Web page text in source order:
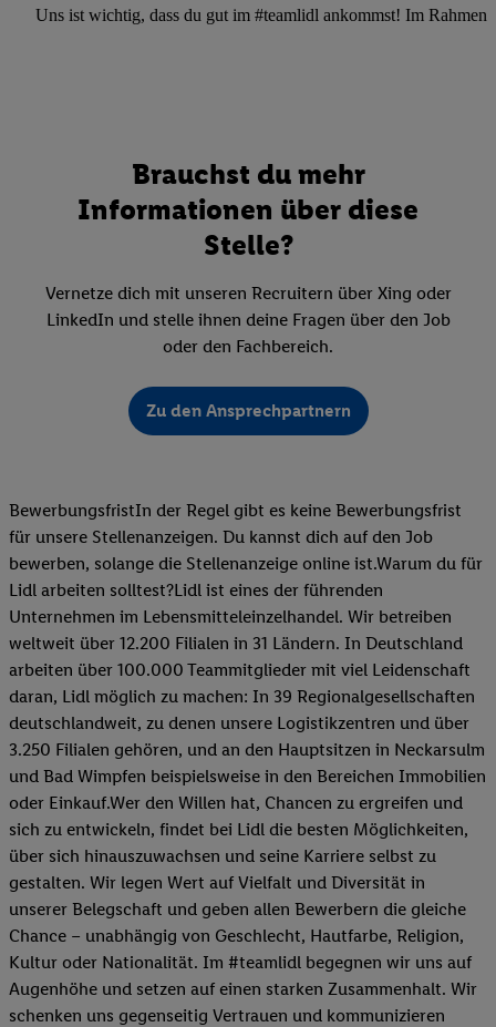
Uns ist wichtig, dass du gut im #teamlidl ankommst! Im Rahmen
Brauchst du mehr
Informationen über diese
Stelle?
Vernetze dich mit unseren Recruitern über Xing oder
LinkedIn und stelle ihnen deine Fragen über den Job
oder den Fachbereich.
Zu den Ansprechpartnern
BewerbungsfristIn der Regel gibt es keine Bewerbungsfrist
für unsere Stellenanzeigen. Du kannst dich auf den Job
bewerben, solange die Stellenanzeige online ist.Warum du für
Lidl arbeiten solltest?Lidl ist eines der führenden
Unternehmen im Lebensmitteleinzelhandel. Wir betreiben
weltweit über 12.200 Filialen in 31 Ländern. In Deutschland
arbeiten über 100.000 Teammitglieder mit viel Leidenschaft
daran, Lidl möglich zu machen: In 39 Regionalgesellschaften
deutschlandweit, zu denen unsere Logistikzentren und über
3.250 Filialen gehören, und an den Hauptsitzen in Neckarsulm
und Bad Wimpfen beispielsweise in den Bereichen Immobilien
oder Einkauf.Wer den Willen hat, Chancen zu ergreifen und
sich zu entwickeln, findet bei Lidl die besten Möglichkeiten,
über sich hinauszuwachsen und seine Karriere selbst zu
gestalten. Wir legen Wert auf Vielfalt und Diversität in
unserer Belegschaft und geben allen Bewerbern die gleiche
Chance – unabhängig von Geschlecht, Hautfarbe, Religion,
Kultur oder Nationalität. Im #teamlidl begegnen wir uns auf
Augenhöhe und setzen auf einen starken Zusammenhalt. Wir
schenken uns gegenseitig Vertrauen und kommunizieren